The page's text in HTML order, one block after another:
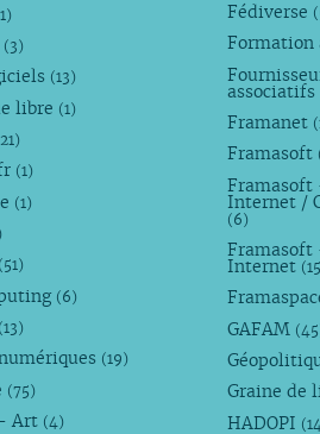
(3)
(13)
libre (1)
(1)
(1)
(51)
(6)
(13)
(19)
(75)
Art (4)
Fédiverse
Formation
associatifs
Framanet
Framasoft
Framasoft
Internet /
(6)
Framasoft
Internet
GAFAM
Graine de
HADOPI